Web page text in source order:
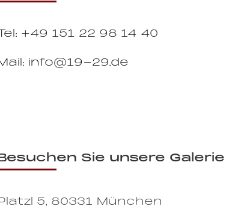
+49 151 22 98 14 40
info@19-29.de
Sie unsere Galerie
5, 80331 München